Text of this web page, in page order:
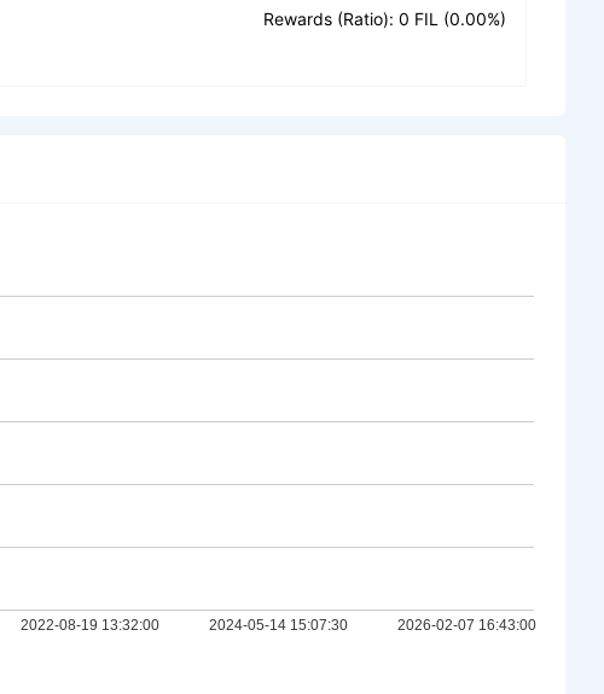
Rewards (Ratio): 0 FIL (0.00%)